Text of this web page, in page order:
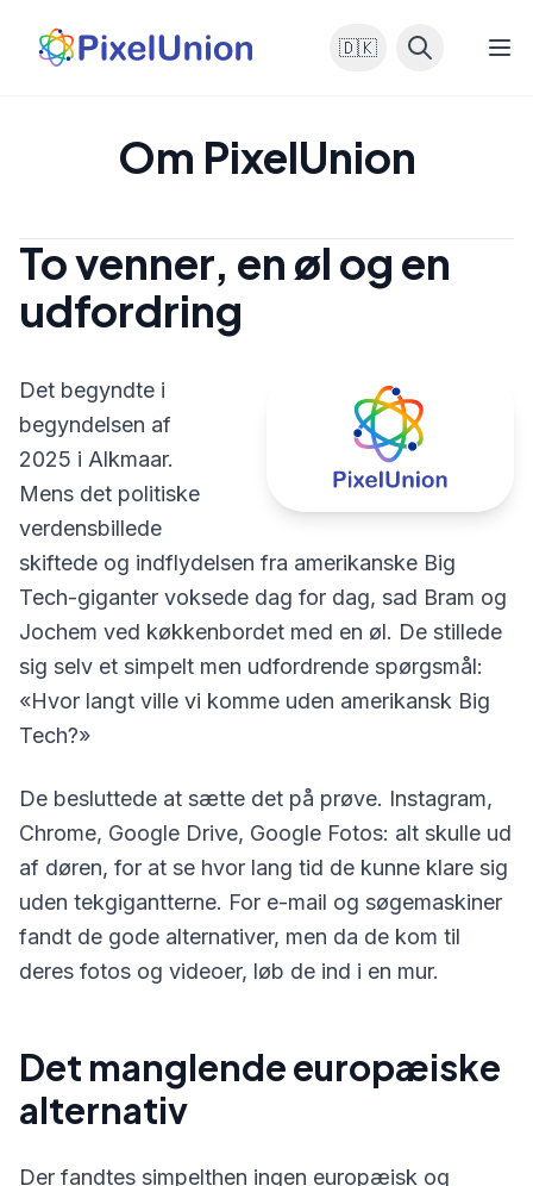
🇩🇰
Om PixelUnion
To venner, en øl og en
udfordring
Det begyndte i
begyndelsen af
2025 i Alkmaar.
Mens det politiske
verdensbillede
skiftede og indflydelsen fra amerikanske Big
Tech-giganter voksede dag for dag, sad Bram og
Jochem ved køkkenbordet med en øl. De stillede
sig selv et simpelt men udfordrende spørgsmål:
«Hvor langt ville vi komme uden amerikansk Big
Tech?»
De besluttede at sætte det på prøve. Instagram,
Chrome, Google Drive, Google Fotos: alt skulle ud
af døren, for at se hvor lang tid de kunne klare sig
uden tekgigantterne. For e-mail og søgemaskiner
fandt de gode alternativer, men da de kom til
deres fotos og videoer, løb de ind i en mur.
Det manglende europæiske
alternativ
Der fandtes simpelthen ingen europæisk og